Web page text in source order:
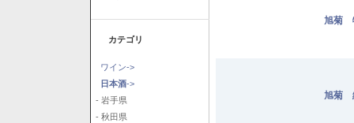
カテゴリ
ワイン->
日本酒->
- 岩手県
- 秋田県
旭菊
旭菊